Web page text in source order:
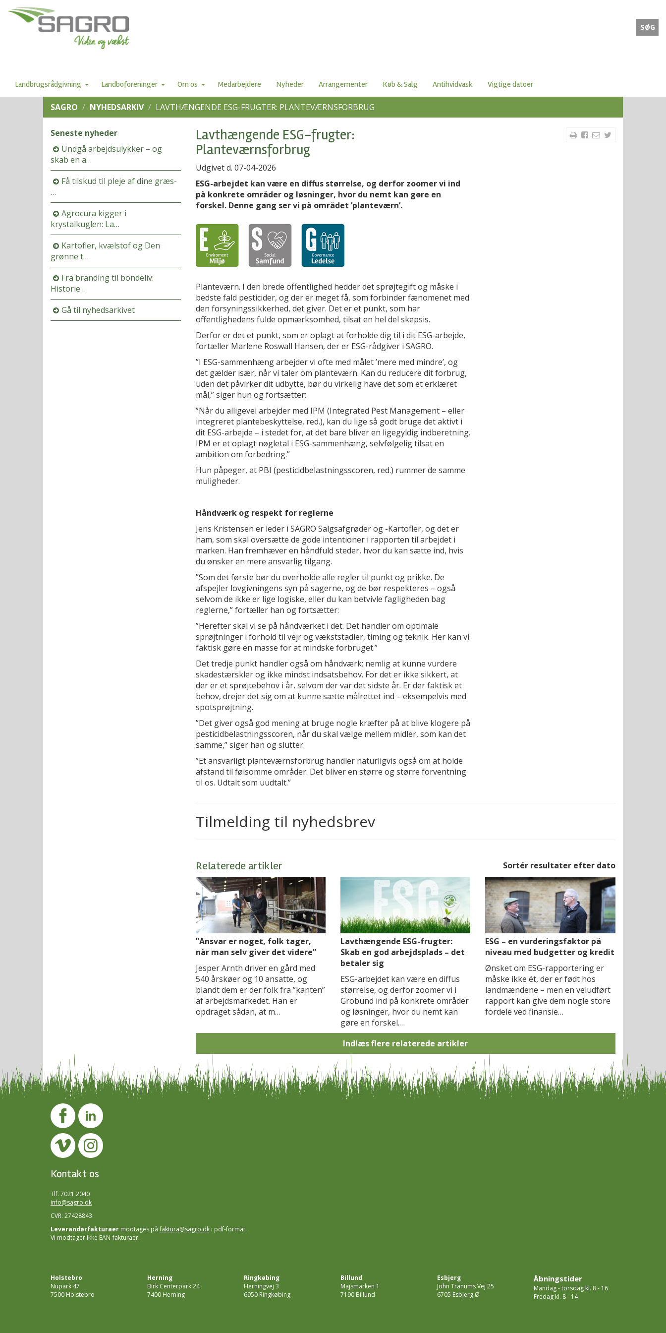
Landbrugsrådgivning Landboforeninger Om os Medarbejdere Nyheder Arrangementer Køb & Salg Antihvidvask Vigtige datoer
SØG
SAGRO NYHEDSARKIV LAVTHÆNGENDE ESG-FRUGTER: PLANTEVÆRNSFORBRUG
Seneste nyheder
Undgå arbejdsulykker – og
skab en a…
Få tilskud til pleje af dine græs-
…
Agrocura kigger i
krystalkuglen: La…
Kartofler, kvælstof og Den
grønne t…
Fra branding til bondeliv:
Historie…
Gå til nyhedsarkivet
Lavthængende ESG-frugter:
Planteværnsforbrug
Udgivet d. 07-04-2026
ESG-arbejdet kan være en diffus størrelse, og derfor zoomer vi ind
på konkrete områder og løsninger, hvor du nemt kan gøre en
forskel. Denne gang ser vi på området ’planteværn’.
Planteværn. I den brede offentlighed hedder det sprøjtegift og måske i
bedste fald pesticider, og der er meget få, som forbinder fænomenet med
den forsyningssikkerhed, det giver. Det er et punkt, som har
offentlighedens fulde opmærksomhed, tilsat en hel del skepsis.
Derfor er det et punkt, som er oplagt at forholde dig til i dit ESG-arbejde,
fortæller Marlene Roswall Hansen, der er ESG-rådgiver i SAGRO.
”I ESG-sammenhæng arbejder vi ofte med målet ’mere med mindre’, og
det gælder især, når vi taler om planteværn. Kan du reducere dit forbrug,
uden det påvirker dit udbytte, bør du virkelig have det som et erklæret
mål,” siger hun og fortsætter:
”Når du alligevel arbejder med IPM (Integrated Pest Management – eller
integreret plantebeskyttelse, red.), kan du lige så godt bruge det aktivt i
dit ESG-arbejde – i stedet for, at det bare bliver en ligegyldig indberetning.
IPM er et oplagt nøgletal i ESG-sammenhæng, selvfølgelig tilsat en
ambition om forbedring.”
Hun påpeger, at PBI (pesticidbelastningsscoren, red.) rummer de samme
muligheder.
Håndværk og respekt for reglerne
Jens Kristensen er leder i SAGRO Salgsafgrøder og -Kartofler, og det er
ham, som skal oversætte de gode intentioner i rapporten til arbejdet i
marken. Han fremhæver en håndfuld steder, hvor du kan sætte ind, hvis
du ønsker en mere ansvarlig tilgang.
”Som det første bør du overholde alle regler til punkt og prikke. De
afspejler lovgivningens syn på sagerne, og de bør respekteres – også
selvom de ikke er lige logiske, eller du kan betvivle fagligheden bag
reglerne,” fortæller han og fortsætter:
”Herefter skal vi se på håndværket i det. Det handler om optimale
sprøjtninger i forhold til vejr og vækststadier, timing og teknik. Her kan vi
faktisk gøre en masse for at mindske forbruget.”
Det tredje punkt handler også om håndværk; nemlig at kunne vurdere
skadestærskler og ikke mindst indsatsbehov. For det er ikke sikkert, at
der er et sprøjtebehov i år, selvom der var det sidste år. Er der faktisk et
behov, drejer det sig om at kunne sætte målrettet ind – eksempelvis med
spotsprøjtning.
”Det giver også god mening at bruge nogle kræfter på at blive klogere på
pesticidbelastningsscoren, når du skal vælge mellem midler, som kan det
samme,” siger han og slutter:
”Et ansvarligt planteværnsforbrug handler naturligvis også om at holde
afstand til følsomme områder. Det bliver en større og større forventning
til os. Udtalt som uudtalt.”
Tilmelding til nyhedsbrev
Sortér resultater efter dato
Relaterede artikler
”Ansvar er noget, folk tager,
når man selv giver det videre”
Jesper Arnth driver en gård med
540 årskøer og 10 ansatte, og
blandt dem er der folk fra ”kanten”
af arbejdsmarkedet. Han er
opdraget sådan, at m…
Lavthængende ESG-frugter:
Skab en god arbejdsplads – det
betaler sig
ESG-arbejdet kan være en diffus
størrelse, og derfor zoomer vi i
Grobund ind på konkrete områder
og løsninger, hvor du nemt kan
gøre en forskel.…
ESG – en vurderingsfaktor på
niveau med budgetter og kredit
Ønsket om ESG-rapportering er
måske ikke ét, der er født hos
landmændene – men en veludført
rapport kan give dem nogle store
fordele ved finansie…
Indlæs flere relaterede artikler
Kontakt os
Tlf. 7021 2040
info@sagro.dk
CVR: 27428843
Leverandørfakturaer modtages påfaktura@sagro.dk i pdf-format.
Vi modtager ikke EAN-fakturaer.
Holstebro
Nupark 47
7500 Holstebro
Herning
Birk Centerpark 24
7400 Herning
Ringkøbing
Herningvej 3
6950 Ringkøbing
Billund
Majsmarken 1
7190 Billund
Esbjerg
John Tranums Vej 25
6705 Esbjerg Ø
Åbningstider
Mandag - torsdag kl. 8 - 16
Fredag kl. 8 - 14